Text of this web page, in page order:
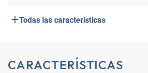
Todas las características
CARACTERÍSTICAS